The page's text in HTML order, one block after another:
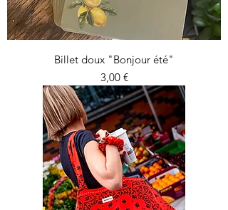
Billet doux "Bonjour été"
Prix
3,00 €